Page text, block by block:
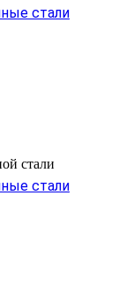
стали
стали
стали